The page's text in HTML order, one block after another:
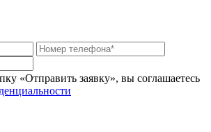
«Отправить заявку», вы соглашаетесь